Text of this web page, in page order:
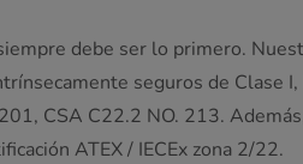
debe ser lo primero.
seguros de Clase
CSA C22.2 NO. 213.
ATEX / IECEx zona 2/22.